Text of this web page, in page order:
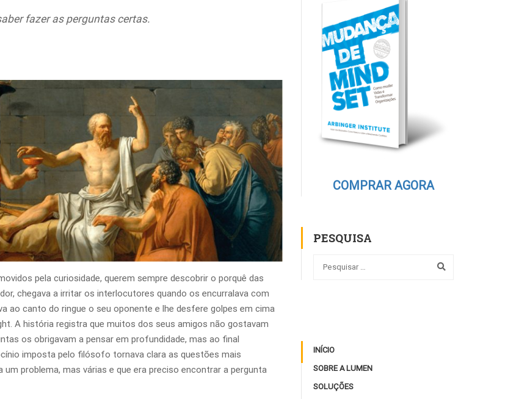
fazer as perguntas certas.
pela curiosidade, querem sempre descobrir o porquê das
chegava a irritar os interlocutores quando os encurralava com
ao canto do ringue o seu oponente e lhe desfere golpes em cima
A história registra que muitos dos seus amigos não gostavam
os obrigavam a pensar em profundidade, mas ao final
imposta pelo filósofo tornava clara as questões mais
problema, mas várias e que era preciso encontrar a pergunta
COMPRAR AGORA
PESQUISA
INÍCIO
SOBRE A LUMEN
SOLUÇÕES